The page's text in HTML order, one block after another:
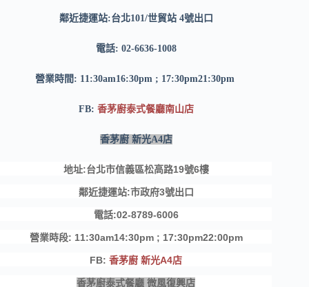
鄰近捷運站:台北101/世貿站 4號出口
電話: 02-6636-1008
營業時間: 11:30am16:30pm ; 17:30pm21:30pm
FB: 香茅廚泰式餐廳南山店
香茅廚 新光A4店
地址:台北市信義區松高路19號6樓
鄰近捷運站:市政府3號出口
電話:02-8789-6006
營業時段: 11:30am14:30pm ; 17:30pm22:00pm
FB:香茅廚 新光A4店
香茅廚泰式餐廳 微風復興店